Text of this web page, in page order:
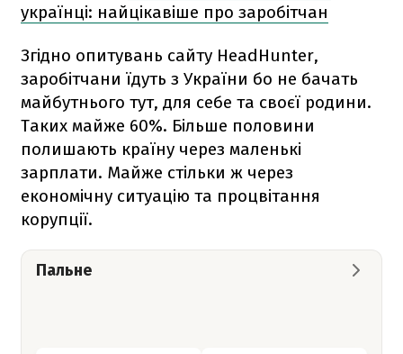
українці: найцікавіше про заробітчан
Згідно опитувань сайту HeadHunter,
заробітчани їдуть з України бо не бачать
майбутнього тут, для себе та своєї родини.
Таких майже 60%. Більше половини
полишають країну через маленькі
зарплати. Майже стільки ж через
економічну ситуацію та процвітання
корупції.
Пальне